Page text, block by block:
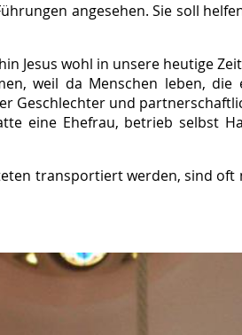
angesehen. Sie soll
Jesus wohl in unsere heutige
weil da Menschen leben, die
Geschlechter und
eine Ehefrau, betrieb selbst
transportiert werden, sind